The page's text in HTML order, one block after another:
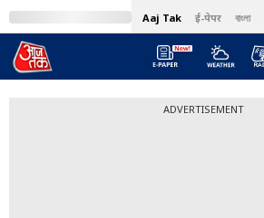
Aaj Tak ई-पेपर বাংলা
ADVERTISEMENT